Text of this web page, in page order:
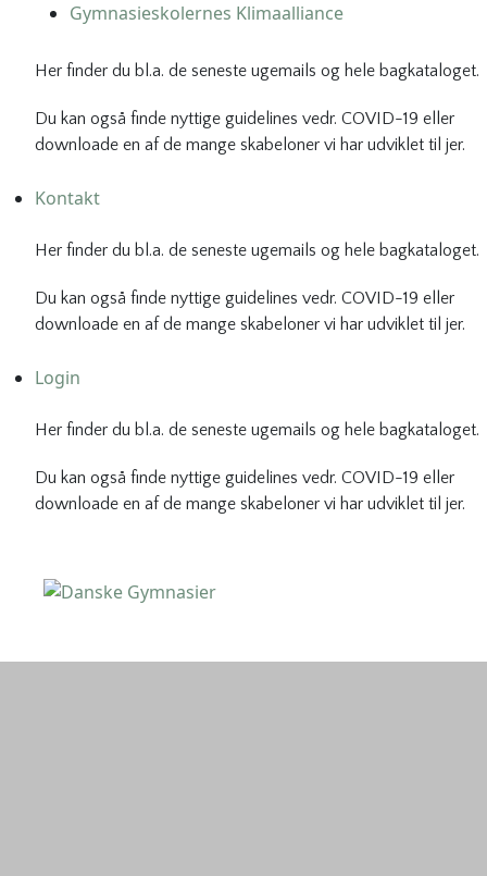
Gymnasieskolernes Klimaalliance
Her finder du bl.a. de seneste ugemails og hele bagkataloget.
Du kan også finde nyttige guidelines vedr. COVID-19 eller
downloade en af de mange skabeloner vi har udviklet til jer.
Kontakt
Her finder du bl.a. de seneste ugemails og hele bagkataloget.
Du kan også finde nyttige guidelines vedr. COVID-19 eller
downloade en af de mange skabeloner vi har udviklet til jer.
Login
Her finder du bl.a. de seneste ugemails og hele bagkataloget.
Du kan også finde nyttige guidelines vedr. COVID-19 eller
downloade en af de mange skabeloner vi har udviklet til jer.